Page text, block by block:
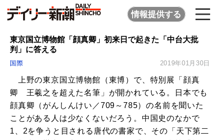
情報提供する
東京国立博物館「顔真卿」初来日で起きた「中台大批
判」に答える
国際 2019年01月30日
上野の東京国立博物館（東博）で、特別展「顔真
卿 王羲之を超えた名筆」が開かれている。日本でも
顔真卿（がんしんけい／709～785）の名前を聞いた
ことがある人は少なくないだろう。中国史のなかで
1、2を争うと目される唐代の書家で、その「天下第二